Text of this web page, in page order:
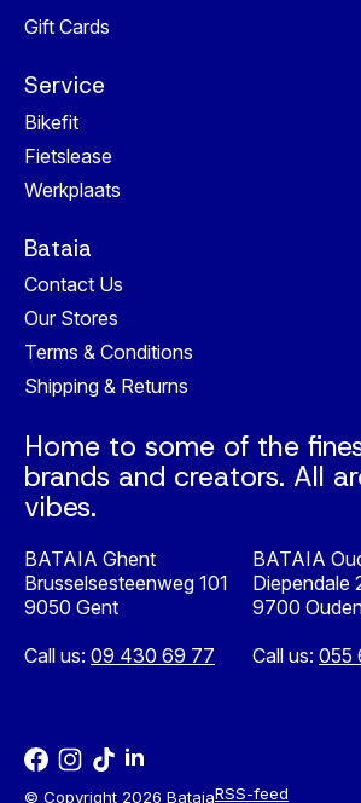
Gift Cards
Service
Bikefit
Fietslease
Werkplaats
Bataia
Contact Us
Our Stores
Terms & Conditions
Shipping & Returns
Home to some of the
brands and creators. All
vibes.
BATAIA Ghent
Brusselsesteenweg 101
9050 Gent
Call us: 09 430 69 77
BATAIA
Diependale
9700
Call us: 055
© Copyright 2026 BataiaRSS-feed